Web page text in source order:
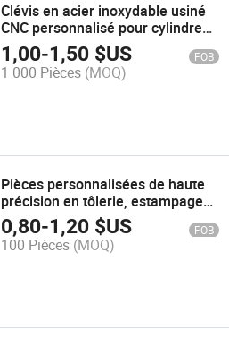
Clévis en acier inoxydable usiné
CNC personnalisé pour cylindre
pneumatique
1,00-1,50 $US FOB
1 000 Pièces (MOQ)
Pièces personnalisées de haute
précision en tôlerie, estampage
et formage
0,80-1,20 $US FOB
100 Pièces (MOQ)